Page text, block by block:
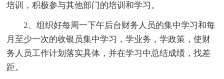
培训，积极参与其他部门的培训和学习。
2、组织好每周一下午后台财务人员的集中学习和每
月至少一次的收银员集中学习，学业务，学政策，使财
务人员工作计划落实具体，并在学习中总结成绩，找差
距。